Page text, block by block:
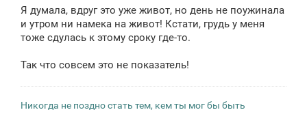
Я думала, вдруг это уже живот, но день не поужинала
и утром ни намека на живот! Кстати, грудь у меня
тоже сдулась к этому сроку где-то.
Так что совсем это не показатель!
Никогда не поздно стать тем, кем ты мог бы быть